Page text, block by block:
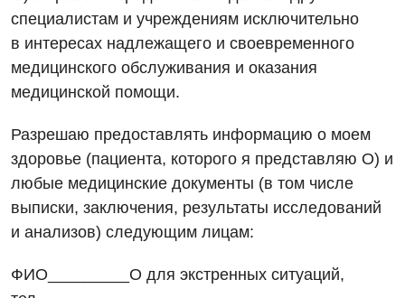
Мероприятия БПР
Интернатура
Диагностика
Ангиографические исследования
Гинекологическое отделение
специалистам и учреждениям исключительно
в интересах надлежащего и своевременного
медицинского обслуживания и оказания
медицинской помощи.
Разрешаю предоставлять информацию о моем
здоровье (пациента, которого я представляю О) и
любые медицинские документы (в том числе
выписки, заключения, результаты исследований
и анализов) следующим лицам:
ФИО_________О для экстренных ситуаций,